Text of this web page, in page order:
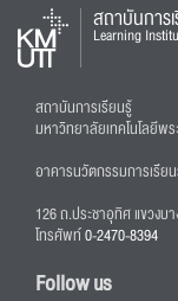
สถาบันการ
Learning
สถาบันการเรียนรู้
มหาวิทยาลัยเทคโนโลยีพ
อาคารนวัตกรรมการเรีย
126 ถ.ประชาอุทิศ แขวงบ
โทรศัพท์0-2470-8394
Follow us